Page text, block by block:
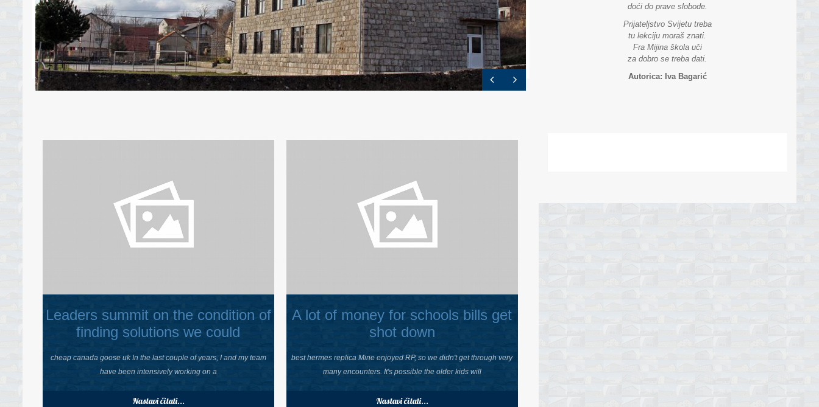
doći do prave slobode.
Prijateljstvo Svijetu treba
tu lekciju moraš znati.
Fra Mijina škola uči
za dobro se treba dati.
Autorica: Iva Bagarić
Leaders summit on the condition of
finding solutions we could
cheap canada goose uk In the last couple of years, I and my team
have been intensively working on a
Nastavi čitati...
A lot of money for schools bills get
shot down
best hermes replica Mine enjoyed RP, so we didn't get through very
many encounters. It's possible the older kids will
Nastavi čitati...